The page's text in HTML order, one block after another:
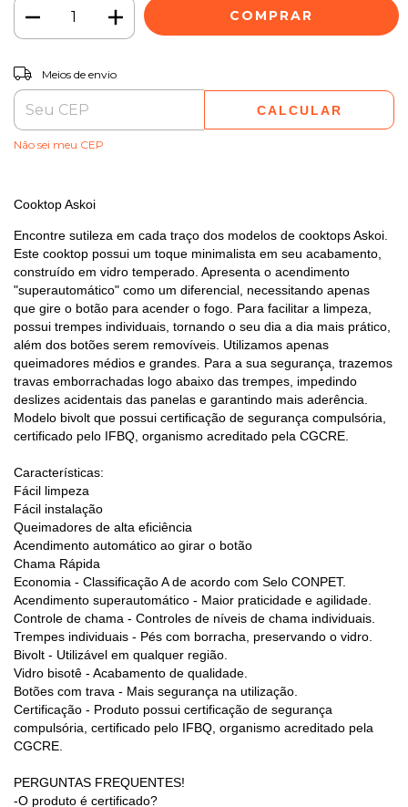
Entregas para o CEP:
Meios de envio
CALCULAR
Não sei meu CEP
Cooktop Askoi
Encontre sutileza em cada traço dos modelos de cooktops Askoi.
Este cooktop possui um toque minimalista em seu acabamento,
construído em vidro temperado. Apresenta o acendimento
"superautomático" como um diferencial, necessitando apenas
que gire o botão para acender o fogo. Para facilitar a limpeza,
possui trempes individuais, tornando o seu dia a dia mais prático,
além dos botões serem removíveis. Utilizamos apenas
queimadores médios e grandes. Para a sua segurança, trazemos
travas emborrachadas logo abaixo das trempes, impedindo
deslizes acidentais das panelas e garantindo mais aderência.
Modelo bivolt que possui certificação de segurança compulsória,
certificado pelo IFBQ, organismo acreditado pela CGCRE.
Características:
Fácil limpeza
Fácil instalação
Queimadores de alta eficiência
Acendimento automático ao girar o botão
Chama Rápida
Economia - Classificação A de acordo com Selo CONPET.
Acendimento superautomático - Maior praticidade e agilidade.
Controle de chama - Controles de níveis de chama individuais.
Trempes individuais - Pés com borracha, preservando o vidro.
Bivolt - Utilizável em qualquer região.
Vidro bisotê - Acabamento de qualidade.
Botões com trava - Mais segurança na utilização.
Certificação - Produto possui certificação de segurança
compulsória, certificado pelo IFBQ, organismo acreditado pela
CGCRE.
PERGUNTAS FREQUENTES!
-O produto é certificado?